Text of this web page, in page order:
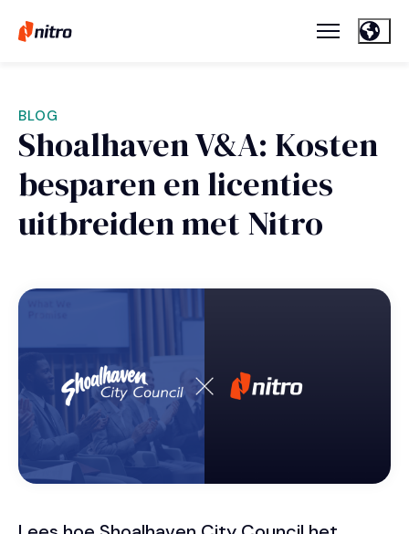
BLOG
Shoalhaven V&A: Kosten
besparen en licenties
uitbreiden met Nitro